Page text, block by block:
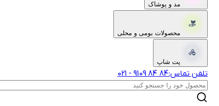
مد و پوشاک
محصولات بومی و محلی
پت شاپ
تماس: 021-‎9109‎ ‎84‎ ‎84‎